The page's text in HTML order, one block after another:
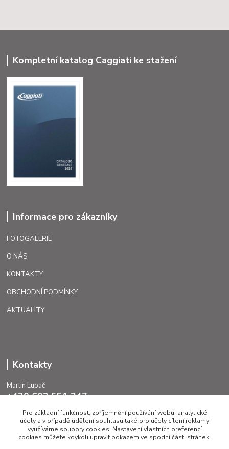
Kompletní katalog Caggiati ke stažení
Informace pro zákazníky
FOTOGALERIE
O NÁS
KONTAKTY
OBCHODNÍ PODMÍNKY
AKTUALITY
Kontakty
Martin Lupač
+420 602 551 247
lupac@caggiati.cz
Pro základní funkčnost, zpříjemnění používání webu, analytické
účely a v případě udělení souhlasu také pro účely cílení reklamy
využíváme soubory cookies. Nastavení vlastních preferencí
cookies můžete kdykoli upravit odkazem ve spodní části stránek.